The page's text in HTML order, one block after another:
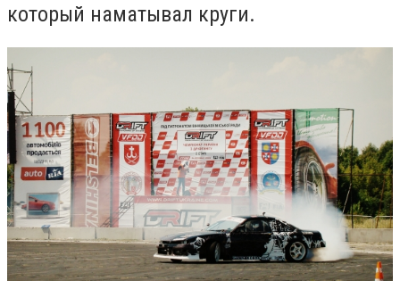
который наматывал круги.